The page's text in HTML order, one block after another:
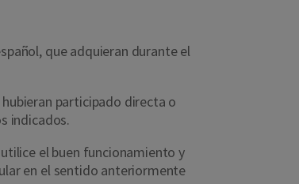
que adquieran durante el
participado directa o
indicados.
el buen funcionamiento y
en el sentido anteriormente